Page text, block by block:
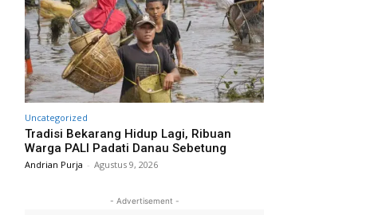
Uncategorized
Tradisi Bekarang Hidup Lagi, Ribuan
Warga PALI Padati Danau Sebetung
Andrian Purja - Agustus 9, 2026
- Advertisement -